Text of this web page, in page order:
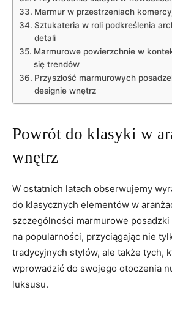
Marmur w przestrzeniach
Sztukateria w roli podkreślenia
detali
Marmurowe powierzchnie w
się trendów
Przyszłość marmurowych
designie wnętrz
Powrót do klasyki w
wnętrz
W ostatnich latach obserwujemy
do klasycznych elementów w
szczególności marmurowe
na popularności, przyciągając nie
tradycyjnych stylów, ale także tych,
wprowadzić do swojego otoczenia
luksusu.